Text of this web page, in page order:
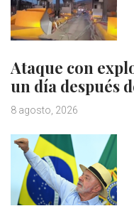
Ataque con
un día después
8 agosto, 2026